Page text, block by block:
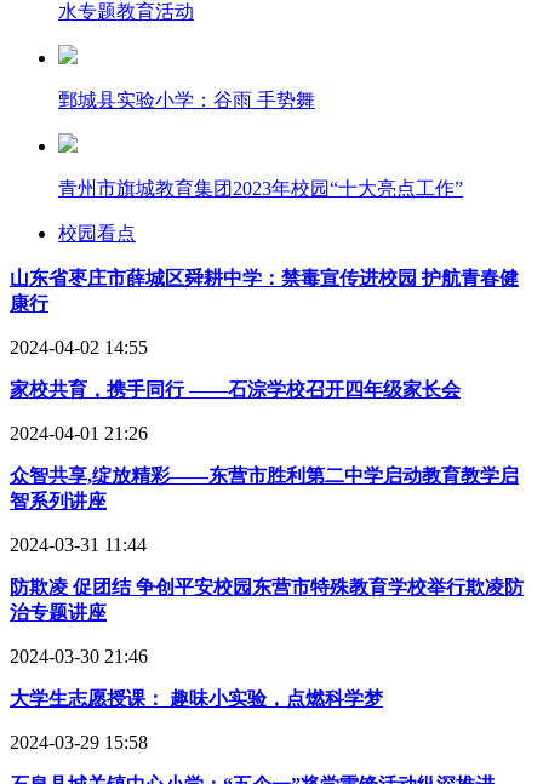
水专题教育活动
鄄城县实验小学：谷雨 手势舞
青州市旗城教育集团2023年校园“十大亮点工作”
校园看点
山东省枣庄市薛城区舜耕中学：禁毒宣传进校园 护航青春健
康行
2024-04-02 14:55
家校共育，携手同行 ——石淙学校召开四年级家长会
2024-04-01 21:26
众智共享,绽放精彩——东营市胜利第二中学启动教育教学启
智系列讲座
2024-03-31 11:44
防欺凌 促团结 争创平安校园东营市特殊教育学校举行欺凌防
治专题讲座
2024-03-30 21:46
大学生志愿授课： 趣味小实验，点燃科学梦
2024-03-29 15:58